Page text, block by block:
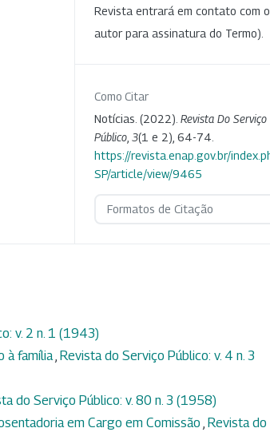
Revista entrará em contato com o
autor para assinatura do Termo).
Como Citar
Notícias. (2022). Revista Do Serviço
Público 3(1 e 2), 64-74.
https://revista.enap.gov.br/
SP/article/view/9465
Formatos de Citação
v. 2 n. 1 (1943)
à família, Revista do Serviço Público: v. 4 n. 3
do Serviço Público: v. 80 n. 3 (1958)
em Cargo em Comissão , Revista do